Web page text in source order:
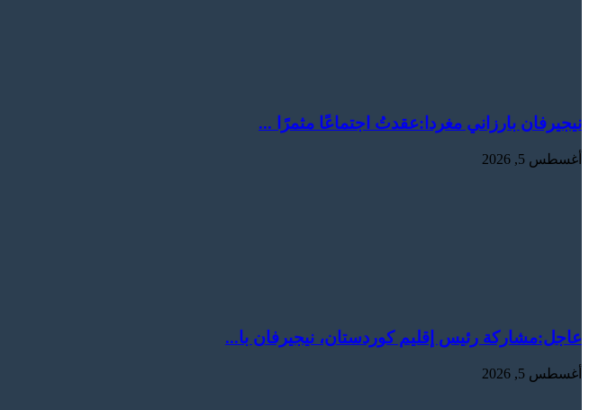
نيجيرفان بارزاني مغردا:عقدتُ اجتماعًا مثمرًا ...
أغسطس 5, 2026
عاجل:‏مشاركة رئيس إقليم كوردستان، نيجيرفان با...
أغسطس 5, 2026